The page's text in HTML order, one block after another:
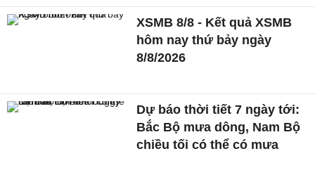
XSMB 8/8 - Kết quả XSMB
hôm nay thứ bảy ngày
8/8/2026
Dự báo thời tiết 7 ngày tới:
Bắc Bộ mưa dông, Nam Bộ
chiều tối có thể có mưa